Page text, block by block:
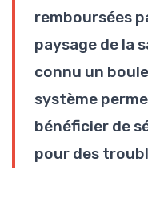
remboursées
paysage de la
connu un
système
bénéficier de
pour des